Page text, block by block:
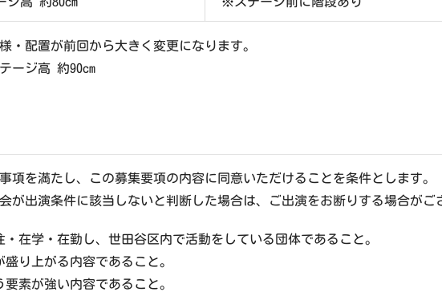
配置が前回から大きく変更になります。
ージ高 約90cm
項を満たし、この募集要項の内容に同意いただけることを条件とします。
が出演条件に該当しないと判断した場合は、ご出演をお断りする場合がご
在学・在勤し、世田谷区内で活動をしている団体であること。
り上がる内容であること。
素が強い内容であること。